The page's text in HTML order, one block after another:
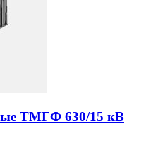
ТМГФ 630/15 кВ